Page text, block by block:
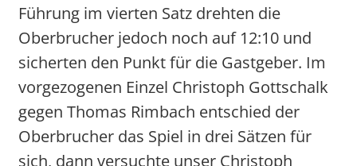
Führung im vierten Satz drehten die
Oberbrucher jedoch noch auf 12:10 und
sicherten den Punkt für die Gastgeber. Im
vorgezogenen Einzel Christoph Gottschalk
gegen Thomas Rimbach entschied der
Oberbrucher das Spiel in drei Sätzen für
sich, dann versuchte unser Christoph